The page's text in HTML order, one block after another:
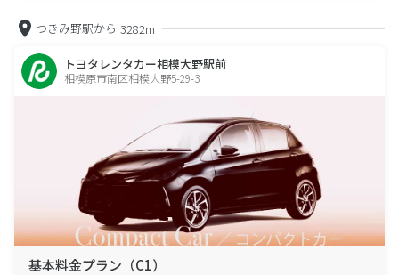
つきみ野駅から 3282m
トヨタレンタカー相模大野駅前
相模原市南区相模大野5-29-3
基本料金プラン（C1）